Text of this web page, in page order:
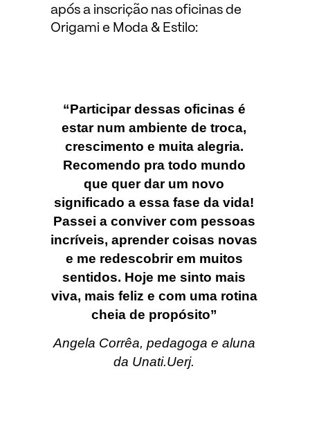
após a inscrição nas oficinas de
Origami e Moda & Estilo:
“Participar dessas oficinas é
estar num ambiente de troca,
crescimento e muita alegria.
Recomendo pra todo mundo
que quer dar um novo
significado a essa fase da vida!
Passei a conviver com pessoas
incríveis, aprender coisas novas
e me redescobrir em muitos
sentidos. Hoje me sinto mais
viva, mais feliz e com uma rotina
cheia de propósito”
Angela Corrêa, pedagoga e aluna
da Unati.Uerj.